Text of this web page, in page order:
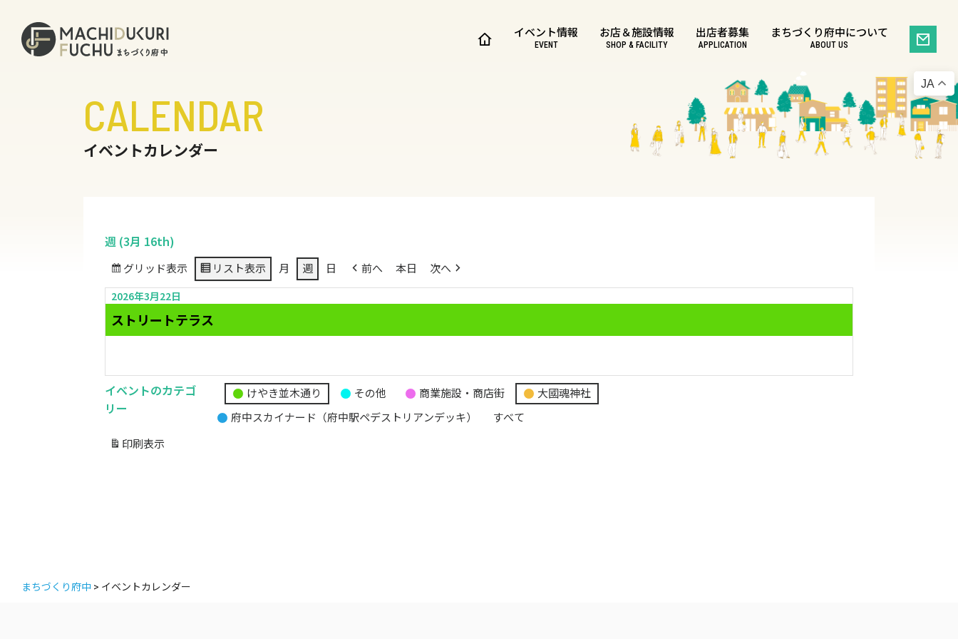
イベント情報
EVENT
お店＆施設情報
SHOP & FACILITY
出店者募集
APPLICATION
まちづくり府中について
ABOUT US
CALENDAR
イベントカレンダー
週 (3月 16th)
グリッド表示 リスト表示 月 週 日 前へ 本日 次へ
2026年3月22日
ストリートテラス
イベントのカテゴ
リー
題
けやき並木通り その他 商業施設・商店街
大國魂神社
府中スカイナード（府中駅ペデストリアンデッキ）
すべて
印刷 表示
まちづくり府中 > イベントカレンダー
JA